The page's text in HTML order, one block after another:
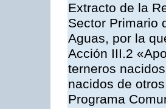
Extracto de la
Sector Primario
Aguas, por la
Acción III.2
terneros
nacidos de
Programa